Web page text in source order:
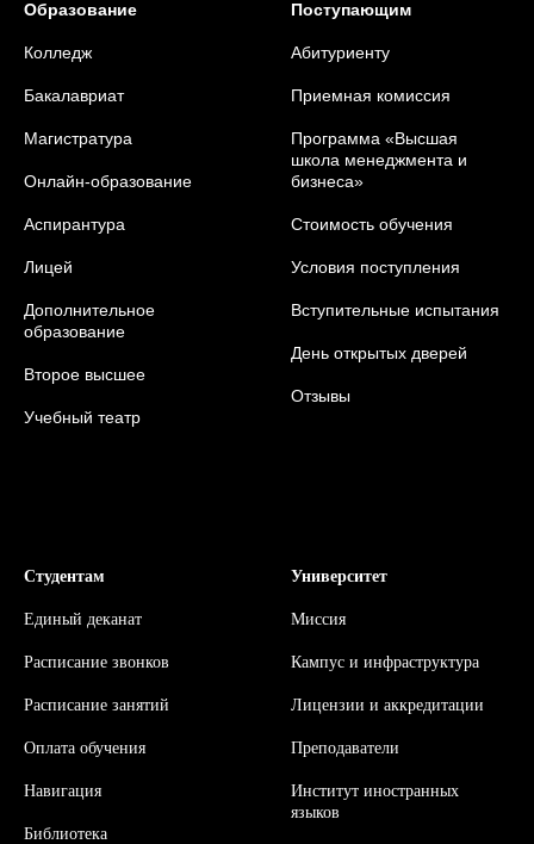
Образование
Колледж
Бакалавриат
Магистратура
Онлайн-образование
Аспирантура
Лицей
Дополнительное
образование
Второе высшее
Учебный театр
Поступающим
Абитуриенту
Приемная комиссия
Программа «Высшая
школа менеджмента и
бизнеса»
Стоимость обучения
Условия поступления
Вступительные испытания
День открытых дверей
Отзывы
Студентам
Единый деканат
Расписание звонков
Расписание занятий
Оплата обучения
Навигация
Библиотека
Университет
Миссия
Кампус и инфраструктура
Лицензии и аккредитации
Преподаватели
Институт иностранных
языков